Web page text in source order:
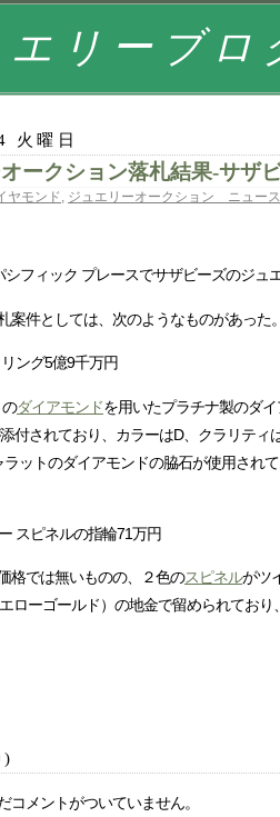
エリーブ
火曜日
ークション落札結果-サザ
ヤモンド, ジュエリーオークション ニュース
フィック プレースでサザビーズのジュ
案件としては、次のようなものがあった。
ング5億9千万円
ダイアモンドを用いたプラチナ製のダ
付されており、カラーはD、クラリティ
ットのダイアモンドの脇石が使用され
スピネルの指輪71万円
格では無いものの、２色のスピネルがツ
ローゴールド）の地金で留められてお
コメントがついていません。